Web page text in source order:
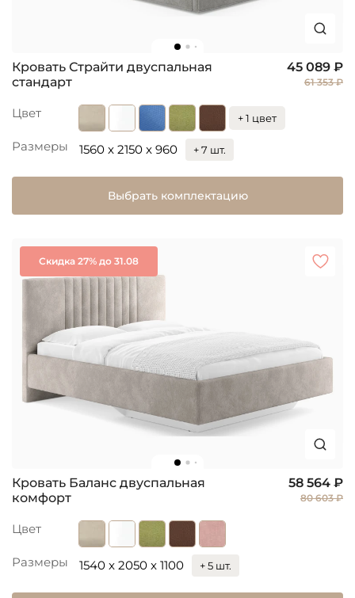
Кровать Страйти двуспальная
стандарт
45 089 ₽
61 353 ₽
Цвет + 1 цвет
Размеры 1560 x 2150 x 960 + 7 шт.
Выбрать комплектацию
Скидка 27% до 31.08
Кровать Баланс двуспальная
комфорт
58 564 ₽
80 603 ₽
Цвет
Размеры 1540 x 2050 x 1100 + 5 шт.